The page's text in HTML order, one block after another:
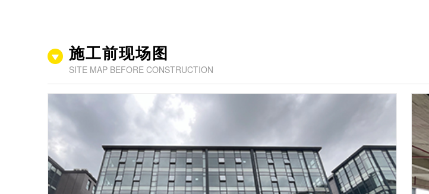
施工前现场图
SITE MAP BEFORE CONSTRUCTION